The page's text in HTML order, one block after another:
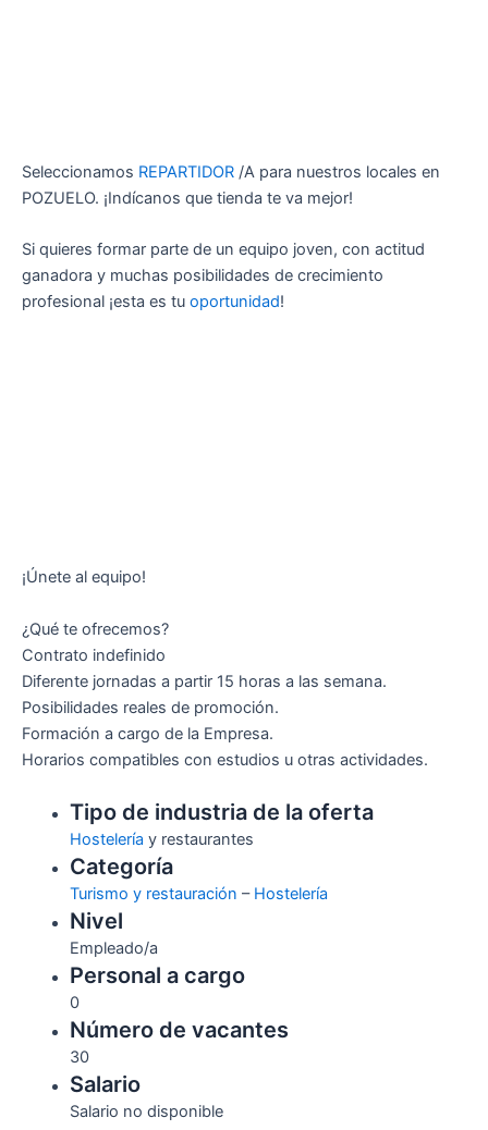
Seleccionamos REPARTIDOR /A para nuestros locales en
POZUELO. ¡Indícanos que tienda te va mejor!
Si quieres formar parte de un equipo joven, con actitud
ganadora y muchas posibilidades de crecimiento
profesional ¡esta es tu oportunidad!
¡Únete al equipo!
¿Qué te ofrecemos?
Contrato indefinido
Diferente jornadas a partir 15 horas a las semana.
Posibilidades reales de promoción.
Formación a cargo de la Empresa.
Horarios compatibles con estudios u otras actividades.
Tipo de industria de la oferta
Hostelería y restaurantes
Categoría
Turismo y restauración – Hostelería
Nivel
Empleado/a
Personal a cargo
0
Número de vacantes
30
Salario
Salario no disponible